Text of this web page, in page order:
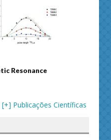
Resonance
[+] Publicações Científicas